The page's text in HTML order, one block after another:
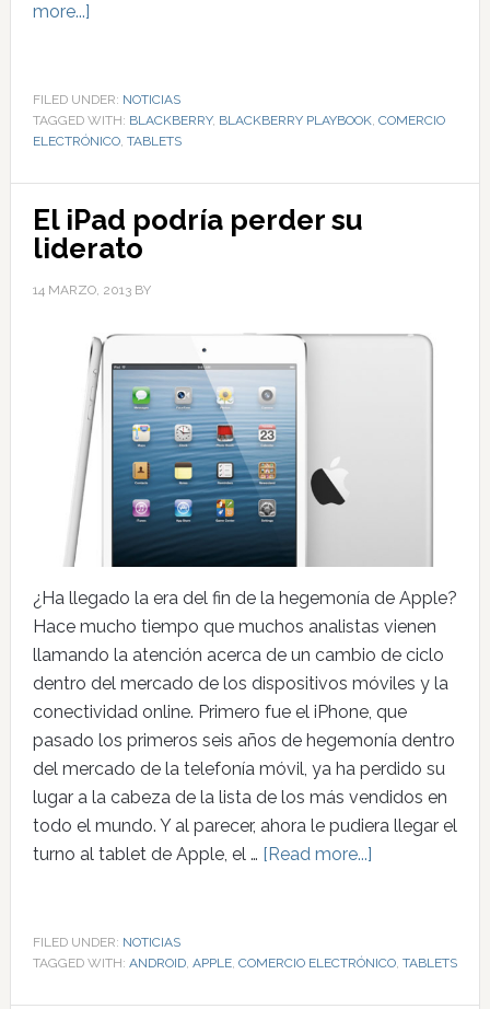
more...]
FILED UNDER: NOTICIAS
TAGGED WITH: BLACKBERRY, BLACKBERRY PLAYBOOK, COMERCIO
ELECTRÓNICO, TABLETS
El iPad podría perder su
liderato
14 MARZO, 2013BY
¿Ha llegado la era del fin de la hegemonía de Apple?
Hace mucho tiempo que muchos analistas vienen
llamando la atención acerca de un cambio de ciclo
dentro del mercado de los dispositivos móviles y la
conectividad online. Primero fue el iPhone, que
pasado los primeros seis años de hegemonía dentro
del mercado de la telefonía móvil, ya ha perdido su
lugar a la cabeza de la lista de los más vendidos en
todo el mundo. Y al parecer, ahora le pudiera llegar el
turno al tablet de Apple, el … [Read more...]
FILED UNDER: NOTICIAS
TAGGED WITH: ANDROID, APPLE, COMERCIO ELECTRÓNICO, TABLETS